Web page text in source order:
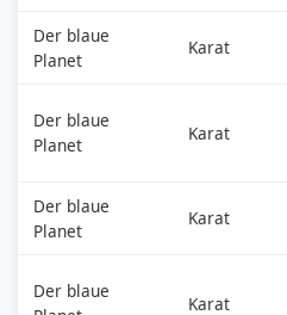
Der blaue
Planet
Karat
Der blaue
Planet
Karat
Der blaue
Planet
Karat
Der blaue
Karat